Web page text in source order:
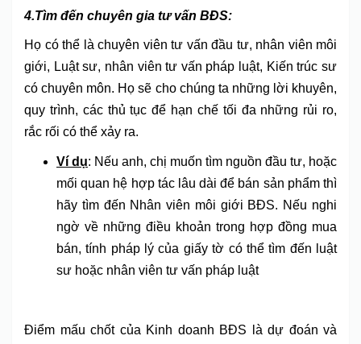
4.Tìm đến chuyên gia tư vấn BĐS:
Họ có thể là chuyên viên tư vấn đầu tư, nhân viên môi
giới, Luật sư, nhân viên tư vấn pháp luật, Kiến trúc sư
có chuyên môn. Họ sẽ cho chúng ta những lời khuyên,
quy trình, các thủ tục để hạn chế tối đa những rủi ro,
rắc rối có thể xảy ra.
Ví dụ: Nếu anh, chị muốn tìm nguồn đầu tư, hoặc
mối quan hệ hợp tác lâu dài để bán sản phẩm thì
hãy tìm đến Nhân viên môi giới BĐS. Nếu nghi
ngờ về những điều khoản trong hợp đồng mua
bán, tính pháp lý của giấy tờ có thể tìm đến luật
sư hoặc nhân viên tư vấn pháp luật
Điểm mấu chốt của Kinh doanh BĐS là dự đoán và